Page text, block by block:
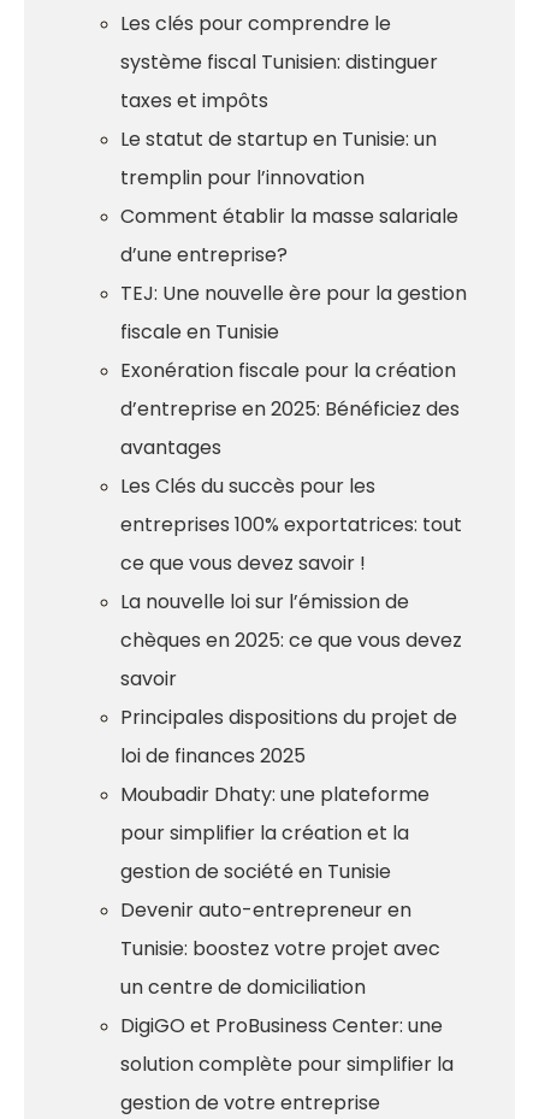
Les clés pour comprendre le
système fiscal Tunisien: distinguer
taxes et impôts
Le statut de startup en Tunisie: un
tremplin pour l’innovation
Comment établir la masse salariale
d’une entreprise?
TEJ: Une nouvelle ère pour la gestion
fiscale en Tunisie
Exonération fiscale pour la création
d’entreprise en 2025: Bénéficiez des
avantages
Les Clés du succès pour les
entreprises 100% exportatrices: tout
ce que vous devez savoir !
La nouvelle loi sur l’émission de
chèques en 2025: ce que vous devez
savoir
Principales dispositions du projet de
loi de finances 2025
Moubadir Dhaty: une plateforme
pour simplifier la création et la
gestion de société en Tunisie
Devenir auto-entrepreneur en
Tunisie: boostez votre projet avec
un centre de domiciliation
DigiGO et ProBusiness Center: une
solution complète pour simplifier la
gestion de votre entreprise